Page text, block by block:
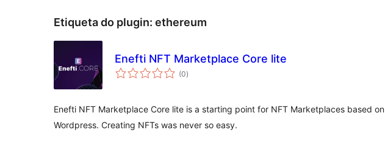
Etiqueta do plugin: ethereum
Enefti NFT Marketplace Core lite
(0valoracións
totais
)
Enefti NFT Marketplace Core lite is a starting point for NFT Marketplaces based on
Wordpress. Creating NFTs was never so easy.